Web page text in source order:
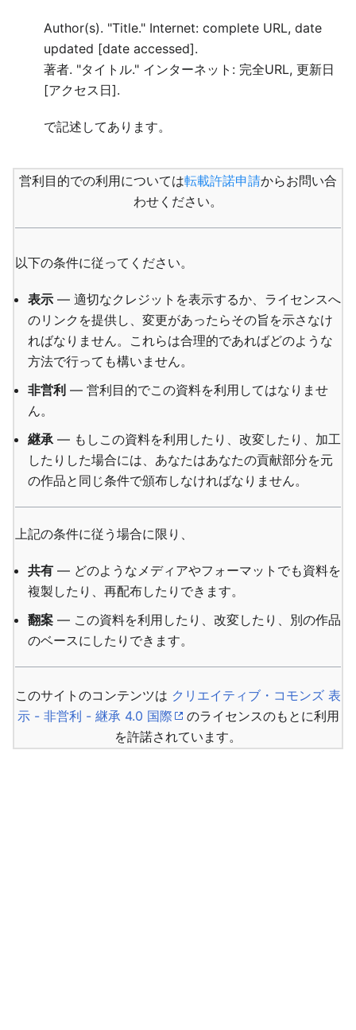
Author(s). "Title." Internet: complete URL, date
updated [date accessed].
著者. "タイトル." インターネット: 完全URL, 更新日
[アクセス日].
で記述してあります。
営利目的での利用については転載許諾申請からお問い合
わせください。
以下の条件に従ってください。
表示 — 適切なクレジットを表示するか、ライセンスへ
のリンクを提供し、変更があったらその旨を示さなけ
ればなりません。これらは合理的であればどのような
方法で行っても構いません。
非営利 — 営利目的でこの資料を利用してはなりませ
ん。
継承— もしこの資料を利用したり、改変したり、加工
したりした場合には、あなたはあなたの貢献部分を元
の作品と同じ条件で頒布しなければなりません。
上記の条件に従う場合に限り、
共有 — どのようなメディアやフォーマットでも資料を
複製したり、再配布したりできます。
翻案 — この資料を利用したり、改変したり、別の作品
のベースにしたりできます。
このサイトのコンテンツは クリエイティブ・コモンズ 表
示 - 非営利 - 継承 4.0 国際
のライセンスのもとに利用
を許諾されています。